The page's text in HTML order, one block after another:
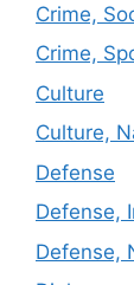
Crime,
Crime,
Culture
Culture,
Defense
Defense,
Defense,